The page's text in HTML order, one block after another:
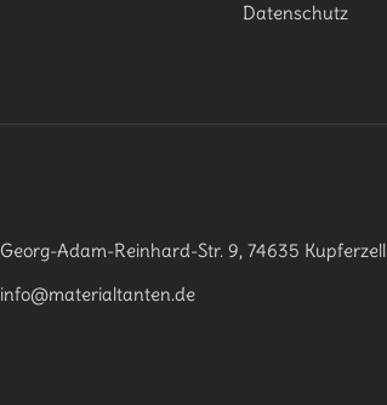
Datenschutz
Georg-Adam-Reinhard-Str. 9, 74635 Kupferzell
info@materialtanten.de